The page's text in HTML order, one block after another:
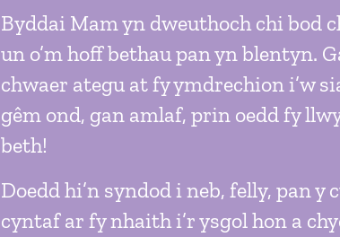
Byddai Mam yn dweuthoch chi bod
un o’m hoff bethau pan yn blentyn.
chwaer ategu at fy ymdrechion i’w
gêm ond, gan amlaf, prin oedd fy
beth!
Doedd hi’n syndod i neb, felly, pan y
cyntaf ar fy nhaith i’r ysgol hon a